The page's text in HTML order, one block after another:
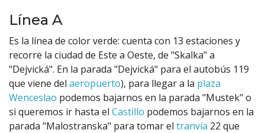
Línea A
Es la línea de color verde: cuenta con 13 estaciones y
recorre la ciudad de Este a Oeste, de "Skalka" a
"Dejvická". En la parada "Dejvická" para el autobús 119
que viene del aeropuerto), para llegar a la plaza
Wenceslao podemos bajarnos en la parada "Mustek" o
si queremos ir hasta el Castillo podemos bajarnos en la
parada "Malostranska" para tomar el tranvía 22 que